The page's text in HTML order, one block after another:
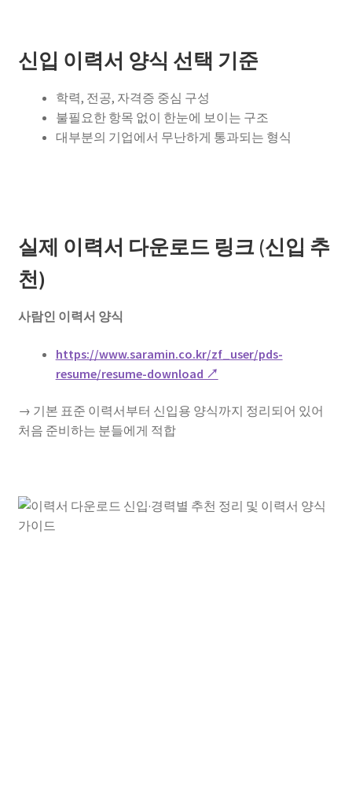
신입 이력서 양식 선택 기준
학력, 전공, 자격증 중심 구성
불필요한 항목 없이 한눈에 보이는 구조
대부분의 기업에서 무난하게 통과되는 형식
실제 이력서 다운로드 링크 (신입 추
천)
사람인 이력서 양식
https://www.saramin.co.kr/zf_user/pds-
resume/resume-download ↗
→ 기본 표준 이력서부터 신입용 양식까지 정리되어 있어
처음 준비하는 분들에게 적합